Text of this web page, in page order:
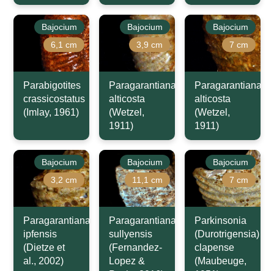
Bajocium
6,1 cm
Parabigotites
crassicostatus
(Imlay, 1961)
Bajocium
3,9 cm
Paragarantiana
alticosta
(Wetzel,
1911)
Bajocium
7 cm
Paragarantiana
alticosta
(Wetzel,
1911)
Bajocium
3,2 cm
Paragarantiana
ipfensis
(Dietze et
al., 2002)
Bajocium
11,1 cm
Paragarantiana
sullyensis
(Fernandez-
Lopez &
Bajocium
7 cm
Parkinsonia
(Durotrigensia)
clapense
(Maubeuge,